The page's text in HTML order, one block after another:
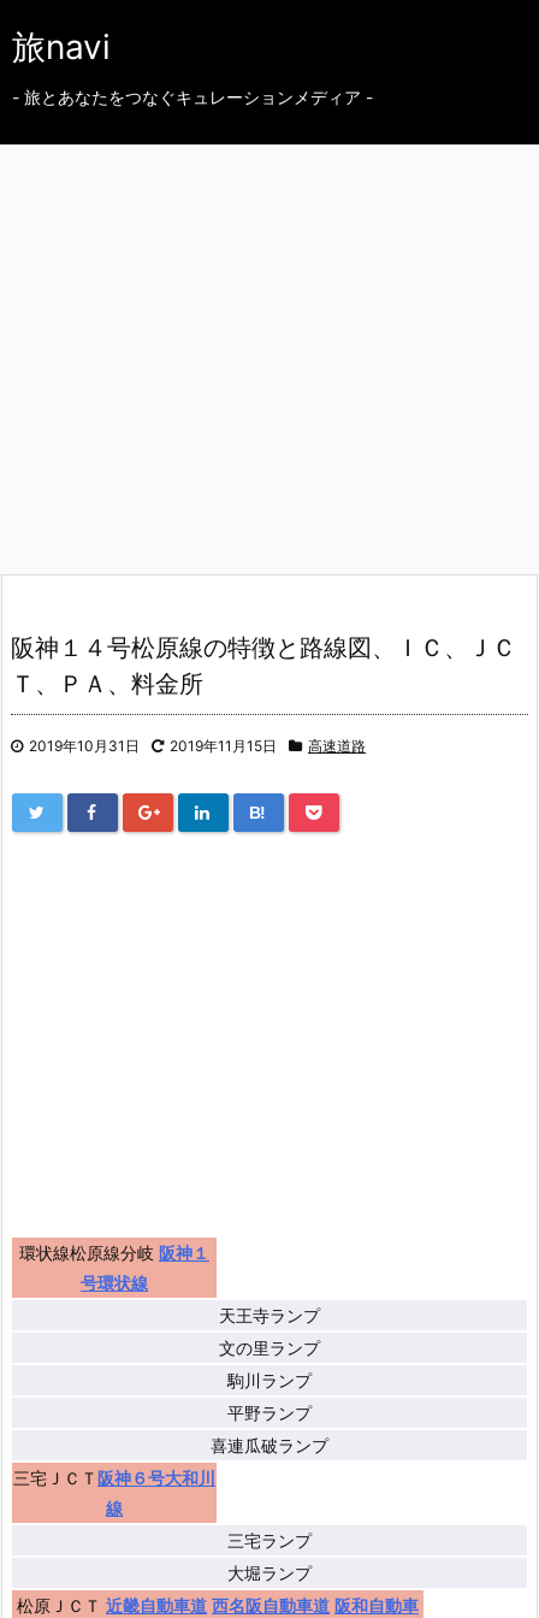
旅navi
- 旅とあなたをつなぐキュレーションメディア -
阪神１４号松原線の特徴と路線図、ＩＣ、ＪＣ
Ｔ、ＰＡ、料金所
2019年10月31日 2019年11月15日 高速道路
B!
環状線松原線分岐 阪神１
号環状線
天王寺ランプ
文の里ランプ
駒川ランプ
平野ランプ
喜連瓜破ランプ
三宅ＪＣＴ 阪神６号大和川
線
三宅ランプ
大堀ランプ
松原ＪＣＴ 近畿自動車道 西名阪自動車道 阪和自動車